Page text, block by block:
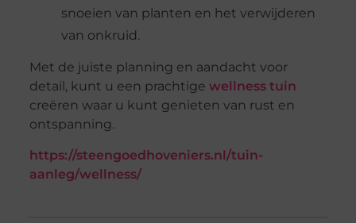
snoeien van planten en het verwijderen
van onkruid.
Met de juiste planning en aandacht voor
detail, kunt u een prachtige wellness tuin
creëren waar u kunt genieten van rust en
ontspanning.
https://steengoedhoveniers.nl/tuin-
aanleg/wellness/